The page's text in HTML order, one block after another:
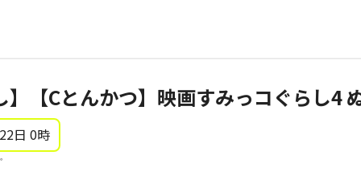
】【Cとんかつ】映画すみっコぐらし4
日 0時